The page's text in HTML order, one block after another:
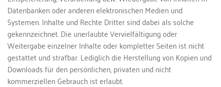
Datenbanken oder anderen elektronischen Medien und
Systemen. Inhalte und Rechte Dritter sind dabei als solche
gekennzeichnet. Die unerlaubte Vervielfältigung oder
Weitergabe einzelner Inhalte oder kompletter Seiten ist nicht
gestattet und strafbar. Lediglich die Herstellung von Kopien und
Downloads für den persönlichen, privaten und nicht
kommerziellen Gebrauch ist erlaubt.